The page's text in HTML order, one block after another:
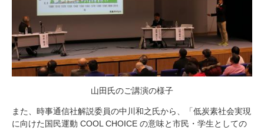
山田氏のご講演の様子
また、時事通信社解説委員の中川和之氏から、「低炭素社会実現
に向けた国民運動 COOL CHOICE の意味と市民・学生としての